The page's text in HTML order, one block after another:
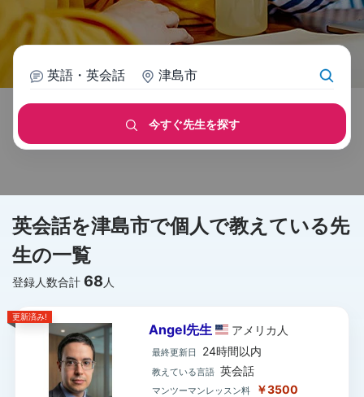
英語・英会話 津島市
今すぐ先生を探す
英会話を津島市で個人で教えている先
生の一覧
登録人数合計 68 人
更新済み!
Angel先生 アメリカ 人
最終更新日 24時間以内
教えている言語 英会話
マンツーマンレッスン料 ￥3500